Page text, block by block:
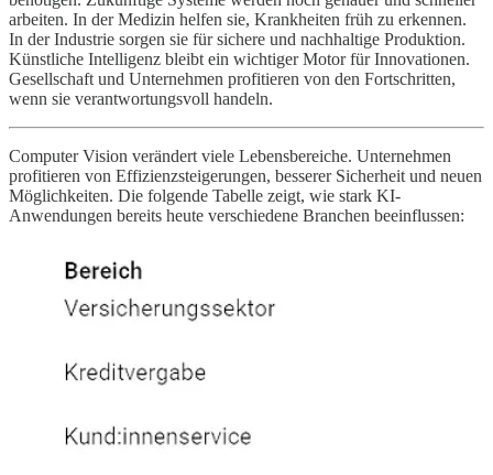
arbeiten. In der Medizin helfen sie, Krankheiten früh zu erkennen.
In der Industrie sorgen sie für sichere und nachhaltige Produktion.
Künstliche Intelligenz bleibt ein wichtiger Motor für Innovationen.
Gesellschaft und Unternehmen profitieren von den Fortschritten,
wenn sie verantwortungsvoll handeln.
Computer Vision verändert viele Lebensbereiche. Unternehmen
profitieren von Effizienzsteigerungen, besserer Sicherheit und neuen
Möglichkeiten. Die folgende Tabelle zeigt, wie stark KI-
Anwendungen bereits heute verschiedene Branchen beeinflussen: